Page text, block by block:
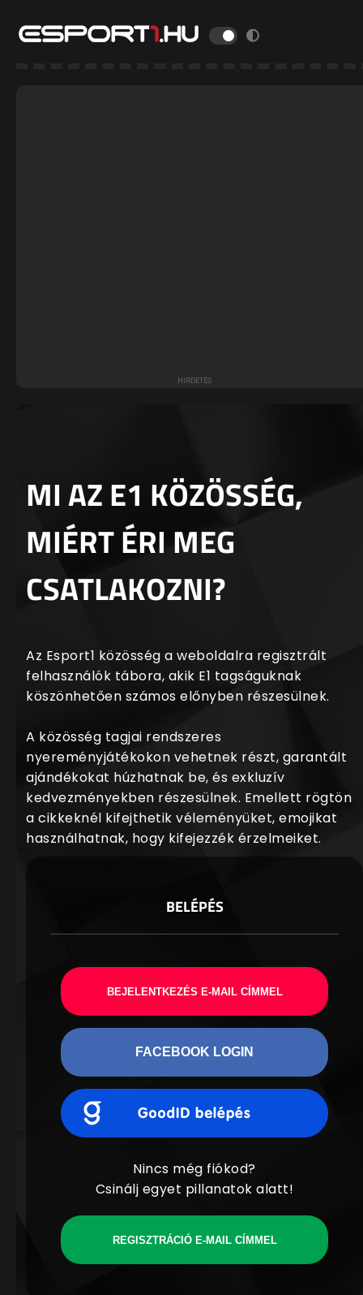
MI AZ E1 KÖZÖSSÉG,
MIÉRT ÉRI MEG
CSATLAKOZNI?
Az Esport1 közösség a weboldalra regisztrált
felhasználók tábora, akik E1 tagságuknak
köszönhetően számos előnyben részesülnek.
A közösség tagjai rendszeres
nyereményjátékokon vehetnek részt, garantált
ajándékokat húzhatnak be, és exkluzív
kedvezményekben részesülnek. Emellett rögtön
a cikkeknél kifejthetik véleményüket, emojikat
használhatnak, hogy kifejezzék érzelmeiket.
BELÉPÉS
BEJELENTKEZÉS E-MAIL CÍMMEL
FACEBOOK LOGIN
Nincs még fiókod?
Csinálj egyet pillanatok alatt!
REGISZTRÁCIÓ E-MAIL CÍMMEL